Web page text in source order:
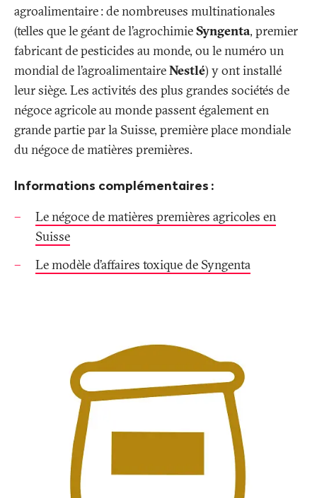
agroalimentaire: de nombreuses multinationales
(telles que le géant de l’agrochimieSyngenta, premier
fabricant de pesticides au monde, ou le numéro un
mondial de l’agroalimentaireNestlé) y ont installé
leur siège. Les activités des plus grandes sociétés de
négoce agricole au monde passent également en
grande partie par la Suisse, première place mondiale
du négoce de matières premières.
Informations complémentaires :
Le négoce de matières premières agricoles en
Suisse
Le modèle d’affaires toxique de Syngenta